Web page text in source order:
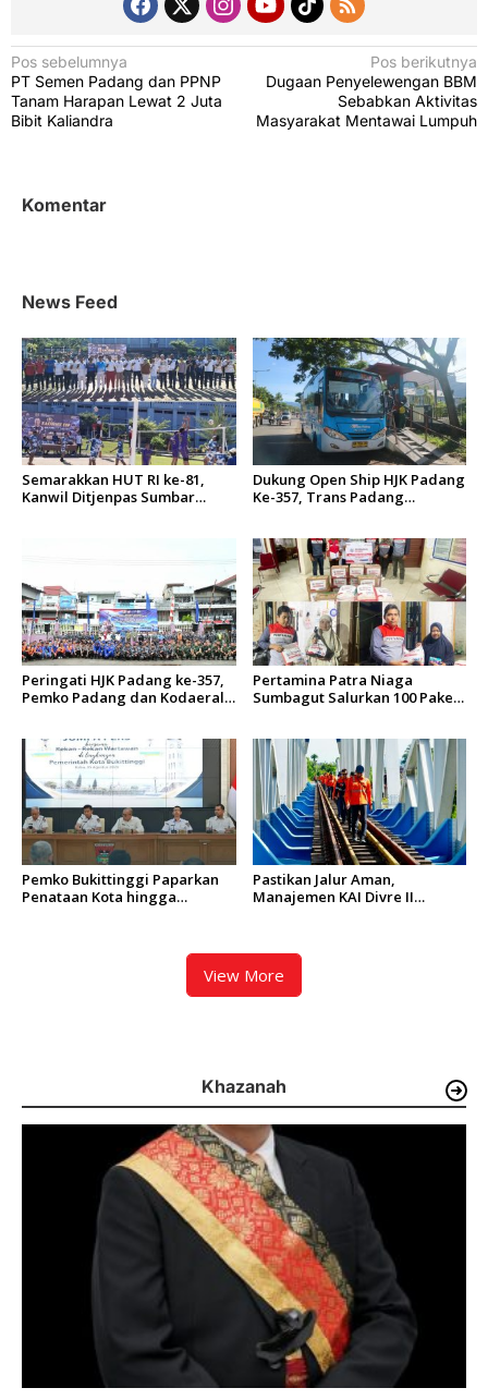
N
a
v
g
a
p
o
s
Pos sebelumnya
PT Semen Padang dan PPNP
Tanam Harapan Lewat 2 Juta
Bibit Kaliandra
Pos berikutnya
Dugaan Penyelewengan BBM
Sebabkan Aktivitas
Masyarakat Mentawai Lumpuh
Komentar
News Feed
Semarakkan HUT RI ke-81,
Kanwil Ditjenpas Sumbar
Dukung Open Ship HJK Padang
Ke-357, Trans Padang
Peringati HJK Padang ke-357,
Pemko Padang dan Kodaeral
Pertamina Patra Niaga
Sumbagut Salurkan 100 Paket
Pemko Bukittinggi Paparkan
Penataan Kota hingga
Pastikan Jalur Aman,
Manajemen KAI Divre II
View More
Khazanah